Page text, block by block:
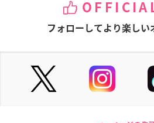
フォローしてより楽しい